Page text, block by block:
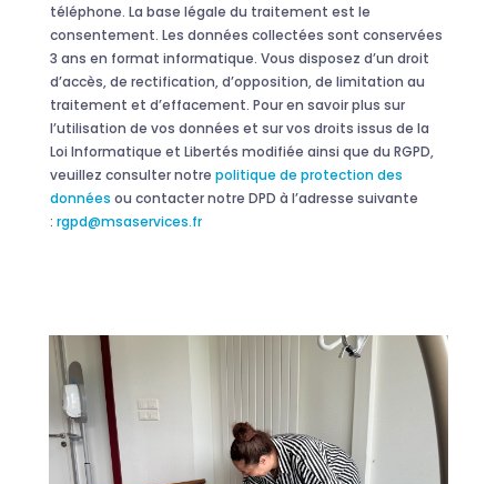
téléphone. La base légale du traitement est le
consentement. Les données collectées sont conservées
3 ans en format informatique. Vous disposez d’un droit
d’accès, de rectification, d’opposition, de limitation au
traitement et d’effacement. Pour en savoir plus sur
l’utilisation de vos données et sur vos droits issus de la
Loi Informatique et Libertés modifiée ainsi que du RGPD,
veuillez consulter notre politique de protection des
données ou contacter notre DPD à l’adresse suivante
: rgpd@msaservices.fr